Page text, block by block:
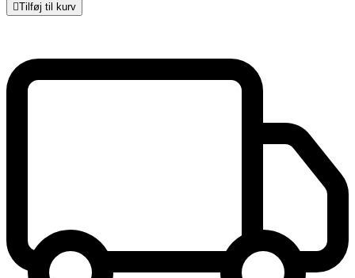
Tilføj til kurv